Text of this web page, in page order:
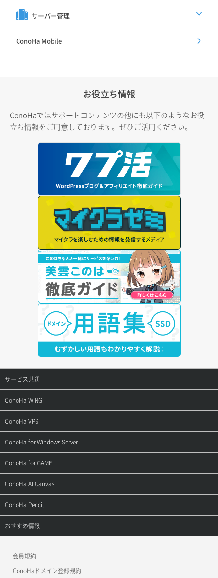
サーバー管理
ConoHa Mobile
お役立ち情報
ConoHaではサポートコンテンツの他にも以下のようなお役
立ち情報をご用意しております。ぜひご活用ください。
サービス共通
サポートトップ
ご契約・お支払い
用語集
お問い合わせ
ConoHa WING
サポートトップ
ご利用ガイド
お乗り換えガイド
よくある質問
ConoHa VPS
サポートトップ
ご利用ガイド
APIドキュメントVPS2.0
APIドキュメントVPS3.0
ConoHa for Windows Server
サポートトップ
ご利用ガイド
APIドキュメントVPS2.0
APIドキュメントVPS3.0
ConoHa for GAME
サポートトップ
ご利用ガイド
ConoHa AI Canvas
サポートトップ
ご利用ガイド
ConoHa Pencil
サポートトップ
おすすめ情報
会員規約
ConoHaドメイン登録規約